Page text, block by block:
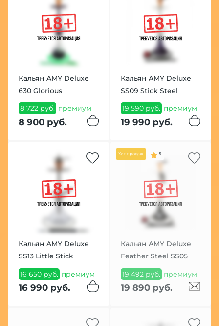
Кальян AMY Deluxe
630 Glorious
8 722 руб. премиум
8 900 руб.
Кальян AMY Deluxe
SS09 Stick Steel
19 590 руб. премиум
19 990 руб.
Кальян AMY Deluxe
SS13 Little Stick
16 650 руб. премиум
16 990 руб.
Хит продаж 5
Кальян AMY Deluxe
Feather Steel SS05
19 492 руб. премиум
19 890 руб.